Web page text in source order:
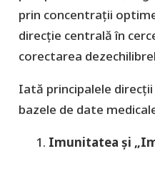
prin concentrații
direcție centrală în
corectarea
​Iată principalele
bazele de date
Imunitatea și